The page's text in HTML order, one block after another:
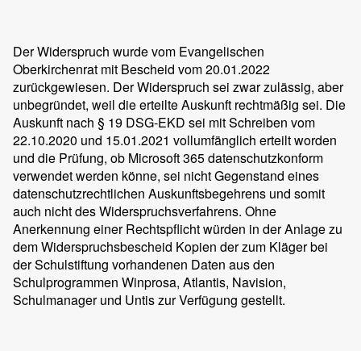
Der Widerspruch wurde vom Evangelischen
Oberkirchenrat mit Bescheid vom 20.01.2022
zurückgewiesen. Der Widerspruch sei zwar zulässig, aber
unbegründet, weil die erteilte Auskunft rechtmäßig sei. Die
Auskunft nach § 19 DSG-EKD sei mit Schreiben vom
22.10.2020 und 15.01.2021 vollumfänglich erteilt worden
und die Prüfung, ob Microsoft 365 datenschutzkonform
verwendet werden könne, sei nicht Gegenstand eines
datenschutzrechtlichen Auskunftsbegehrens und somit
auch nicht des Widerspruchsverfahrens. Ohne
Anerkennung einer Rechtspflicht würden in der Anlage zu
dem Widerspruchsbescheid Kopien der zum Kläger bei
der Schulstiftung vorhandenen Daten aus den
Schulprogrammen Winprosa, Atlantis, Navision,
Schulmanager und Untis zur Verfügung gestellt.